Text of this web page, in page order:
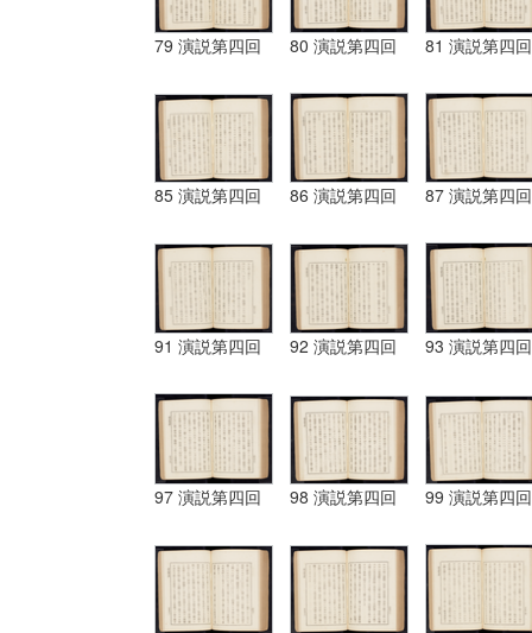
79 演説第四回 80 演説第四回 81 演説第四回
85 演説第四回 86 演説第四回 87 演説第四回
91 演説第四回 92 演説第四回 93 演説第四回
97 演説第四回 98 演説第四回 99 演説第四回